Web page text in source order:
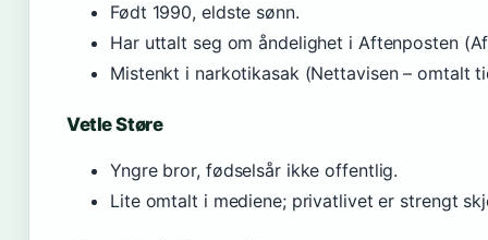
Født 1990, eldste sønn.
Har uttalt seg om åndelighet i Aftenposten
Mistenkt i narkotikasak (Nettavisen – omtalt
Vetle Støre
Yngre bror, fødselsår ikke offentlig.
Lite omtalt i mediene; privatlivet er strengt